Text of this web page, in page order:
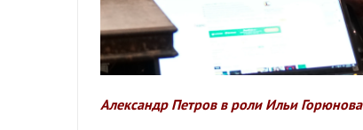
Александр Петров в роли Ильи Горюнова